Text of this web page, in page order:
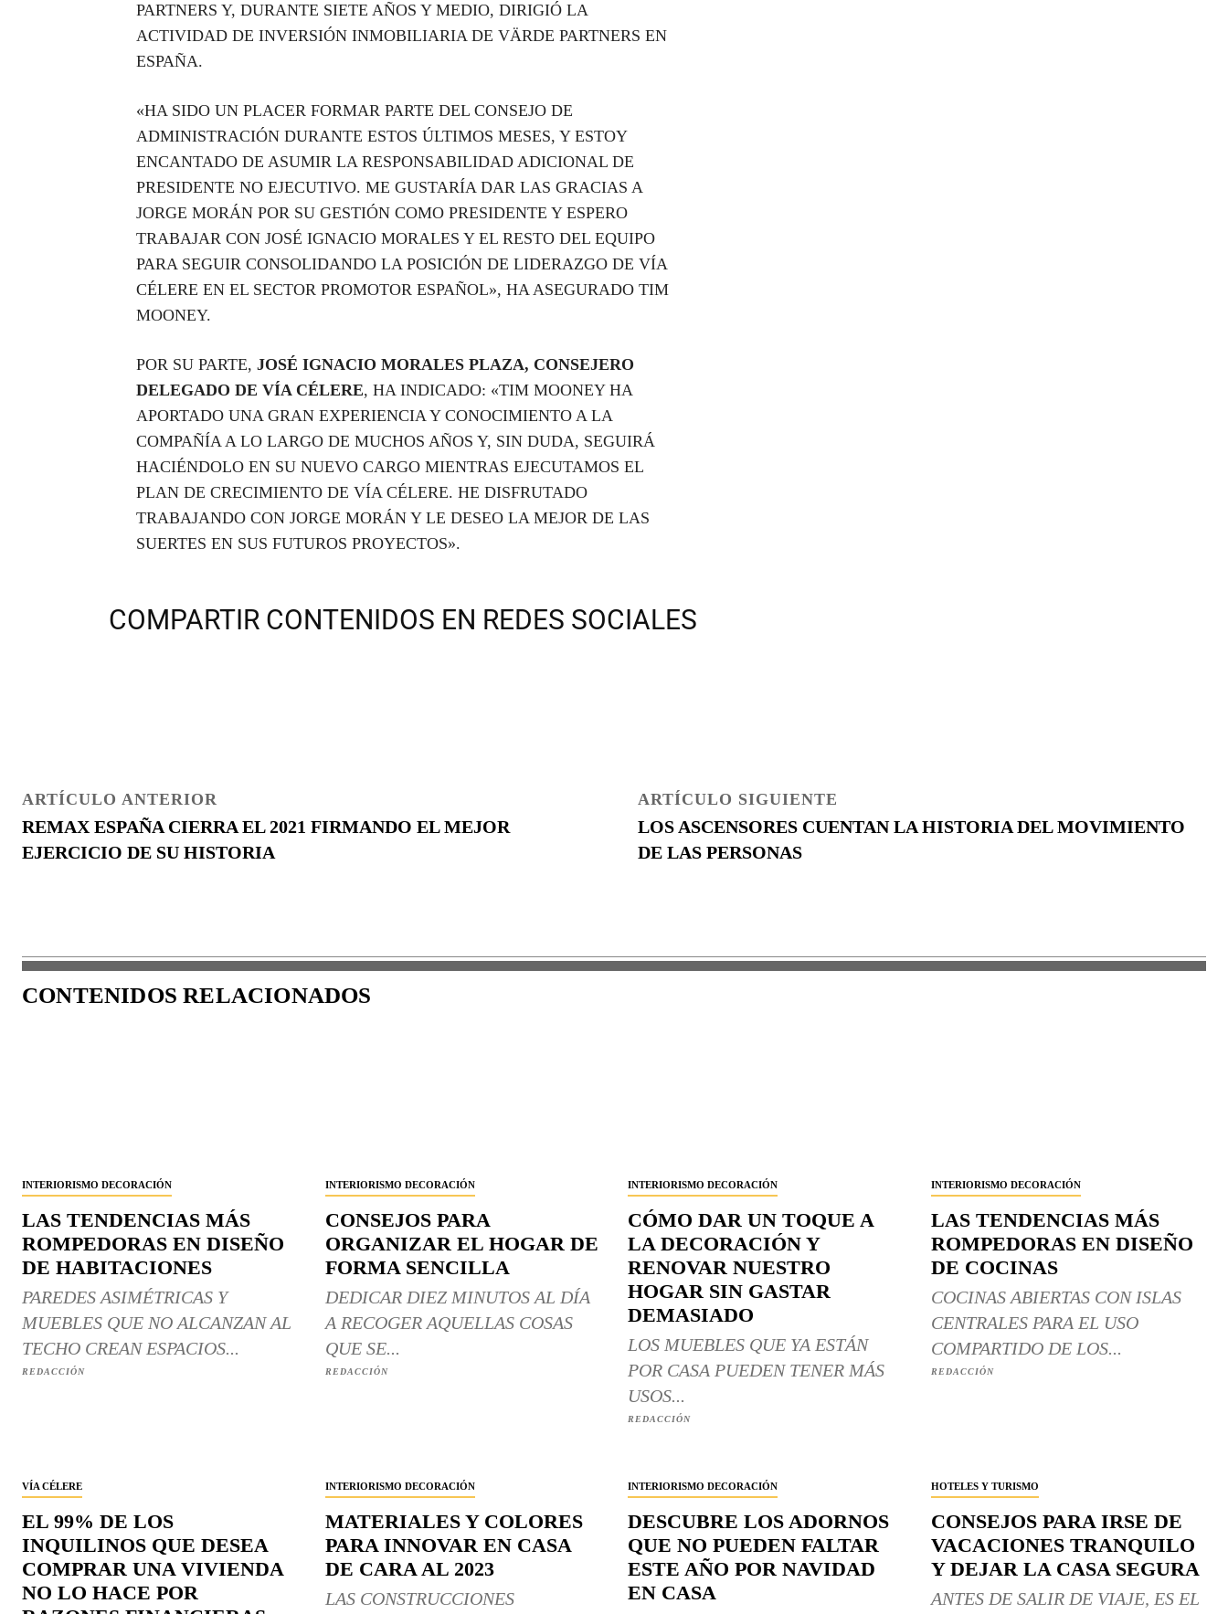
PARTNERS Y, DURANTE SIETE AÑOS Y MEDIO, DIRIGIÓ LA
ACTIVIDAD DE INVERSIÓN INMOBILIARIA DE VÄRDE PARTNERS EN
ESPAÑA.
«HA SIDO UN PLACER FORMAR PARTE DEL CONSEJO DE
ADMINISTRACIÓN DURANTE ESTOS ÚLTIMOS MESES, Y ESTOY
ENCANTADO DE ASUMIR LA RESPONSABILIDAD ADICIONAL DE
PRESIDENTE NO EJECUTIVO. ME GUSTARÍA DAR LAS GRACIAS A
JORGE MORÁN POR SU GESTIÓN COMO PRESIDENTE Y ESPERO
TRABAJAR CON JOSÉ IGNACIO MORALES Y EL RESTO DEL EQUIPO
PARA SEGUIR CONSOLIDANDO LA POSICIÓN DE LIDERAZGO DE VÍA
CÉLERE EN EL SECTOR PROMOTOR ESPAÑOL», HA ASEGURADO TIM
MOONEY.
POR SU PARTE,JOSÉ IGNACIO MORALES PLAZA, CONSEJERO
DELEGADO DE VÍA CÉLERE, HA INDICADO: «TIM MOONEY HA
APORTADO UNA GRAN EXPERIENCIA Y CONOCIMIENTO A LA
COMPAÑÍA A LO LARGO DE MUCHOS AÑOS Y, SIN DUDA, SEGUIRÁ
HACIÉNDOLO EN SU NUEVO CARGO MIENTRAS EJECUTAMOS EL
PLAN DE CRECIMIENTO DE VÍA CÉLERE. HE DISFRUTADO
TRABAJANDO CON JORGE MORÁN Y LE DESEO LA MEJOR DE LAS
SUERTES EN SUS FUTUROS PROYECTOS».
COMPARTIR CONTENIDOS EN REDES SOCIALES
ARTÍCULO ANTERIOR
REMAX ESPAÑA CIERRA EL 2021 FIRMANDO EL MEJOR
EJERCICIO DE SU HISTORIA
ARTÍCULO SIGUIENTE
LOS ASCENSORES CUENTAN LA HISTORIA DEL MOVIMIENTO
DE LAS PERSONAS
CONTENIDOS RELACIONADOS
INTERIORISMO DECORACIÓN
LAS TENDENCIAS MÁS
ROMPEDORAS EN DISEÑO
DE HABITACIONES
PAREDES ASIMÉTRICAS Y
MUEBLES QUE NO ALCANZAN AL
TECHO CREAN ESPACIOS...
REDACCIÓN
INTERIORISMO DECORACIÓN
CONSEJOS PARA
ORGANIZAR EL HOGAR DE
FORMA SENCILLA
DEDICAR DIEZ MINUTOS AL DÍA
A RECOGER AQUELLAS COSAS
QUE SE...
REDACCIÓN
INTERIORISMO DECORACIÓN
CÓMO DAR UN TOQUE A
LA DECORACIÓN Y
RENOVAR NUESTRO
HOGAR SIN GASTAR
DEMASIADO
LOS MUEBLES QUE YA ESTÁN
POR CASA PUEDEN TENER MÁS
USOS...
REDACCIÓN
INTERIORISMO DECORACIÓN
LAS TENDENCIAS MÁS
ROMPEDORAS EN DISEÑO
DE COCINAS
COCINAS ABIERTAS CON ISLAS
CENTRALES PARA EL USO
COMPARTIDO DE LOS...
REDACCIÓN
VÍA CÉLERE
EL 99% DE LOS
INQUILINOS QUE DESEA
COMPRAR UNA VIVIENDA
NO LO HACE POR
INTERIORISMO DECORACIÓN
MATERIALES Y COLORES
PARA INNOVAR EN CASA
DE CARA AL 2023
LAS CONSTRUCCIONES
INTERIORISMO DECORACIÓN
DESCUBRE LOS ADORNOS
QUE NO PUEDEN FALTAR
ESTE AÑO POR NAVIDAD
EN CASA
HOTELES Y TURISMO
CONSEJOS PARA IRSE DE
VACACIONES TRANQUILO
Y DEJAR LA CASA SEGURA
ANTES DE SALIR DE VIAJE, ES EL